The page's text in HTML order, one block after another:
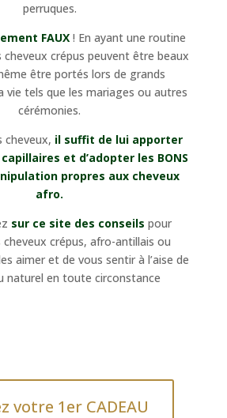
perruques.
FAUX ! En ayant une routine
cheveux crépus peuvent être beaux
être portés lors de grands
vie tels que les mariages ou autres
cérémonies.
cheveux, il suffit de lui apporter
capillaires et d’adopter les BONS
propres aux cheveux
afro.
sur ce site des conseils pour
crépus, afro-antillais ou
aimer et de vous sentir à l’aise de
naturel en toute circonstance
votre 1er CADEAU